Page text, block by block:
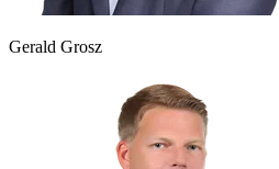
Gerald Grosz